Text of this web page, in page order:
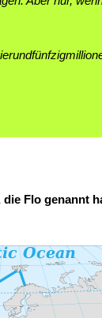
Flo genannt